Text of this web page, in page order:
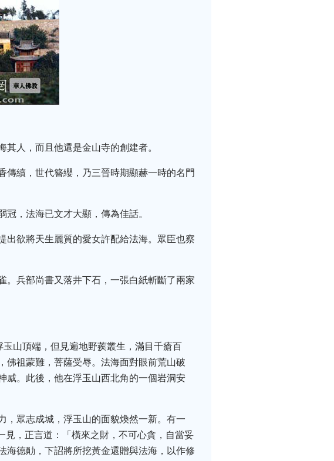
人，而且他還是金山寺的創建者。
傳續，世代簪纓，乃三晉時期顯赫一時的名門
，法海已文才大顯，傳為佳話。
出欲將天生麗質的愛女許配給法海。眾臣也察
。兵部尚書又落井下石，一張白紙斬斷了兩家
山頂端，但見遍地野蒺叢生，滿目千瘡百
佛祖蒙難，菩薩受辱。法海面對眼前荒山破
威。此後，他在浮玉山西北角的一個岩洞安
，眾志成城，浮玉山的面貌煥然一新。有一
見，正言道：「橫來之財，不可心貪，自當妥
海德勛，下詔將所挖黃金還贈與法海，以作修